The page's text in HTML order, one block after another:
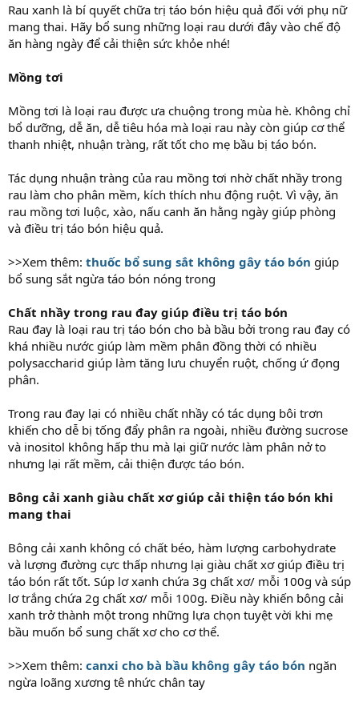
Rau xanh là bí quyết chữa trị táo bón hiệu quả đối với phụ nữ
mang thai. Hãy bổ sung những loại rau dưới đây vào chế độ
ăn hàng ngày để cải thiện sức khỏe nhé!
Mồng tơi
Mồng tơi là loại rau được ưa chuộng trong mùa hè. Không chỉ
bổ dưỡng, dễ ăn, dễ tiêu hóa mà loại rau này còn giúp cơ thể
thanh nhiệt, nhuận tràng, rất tốt cho mẹ bầu bị táo bón.
Tác dụng nhuận tràng của rau mồng tơi nhờ chất nhầy trong
rau làm cho phân mềm, kích thích nhu động ruột. Vì vậy, ăn
rau mồng tơi luộc, xào, nấu canh ăn hằng ngày giúp phòng
và điều trị táo bón hiệu quả.
>>Xem thêm: thuốc bổ sung sắt không gây táo bón giúp
bổ sung sắt ngừa táo bón nóng trong
Chất nhầy trong rau đay giúp điều trị táo bón
Rau đay là loại rau trị táo bón cho bà bầu bởi trong rau đay có
khá nhiều nước giúp làm mềm phân đồng thời có nhiều
polysaccharid giúp làm tăng lưu chuyển ruột, chống ứ đọng
phân.
Trong rau đay lại có nhiều chất nhầy có tác dụng bôi trơn
khiến cho dễ bị tống đẩy phân ra ngoài, nhiều đường sucrose
và inositol không hấp thu mà lại giữ nước làm phân nở to
nhưng lại rất mềm, cải thiện được táo bón.
Bông cải xanh giàu chất xơ giúp cải thiện táo bón khi
mang thai
Bông cải xanh không có chất béo, hàm lượng carbohydrate
và lượng đường cực thấp nhưng lại giàu chất xơ giúp điều trị
táo bón rất tốt. Súp lơ xanh chứa 3g chất xơ/ mỗi 100g và súp
lơ trắng chứa 2g chất xơ/ mỗi 100g. Điều này khiến bông cải
xanh trở thành một trong những lựa chọn tuyệt vời khi mẹ
bầu muốn bổ sung chất xơ cho cơ thể.
>>Xem thêm: canxi cho bà bầu không gây táo bón ngăn
ngừa loãng xương tê nhức chân tay